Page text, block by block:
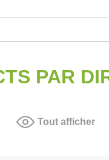
PAR
Tout afficher